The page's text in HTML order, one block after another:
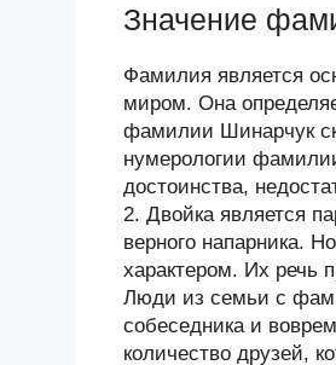
Значение
Фамилия является
миром. Она
фамилии Шинарчук
нумерологии
достоинства,
2. Двойка является
верного напарника.
характером. Их речь
Люди из семьи с
собеседника и
количество друзей,